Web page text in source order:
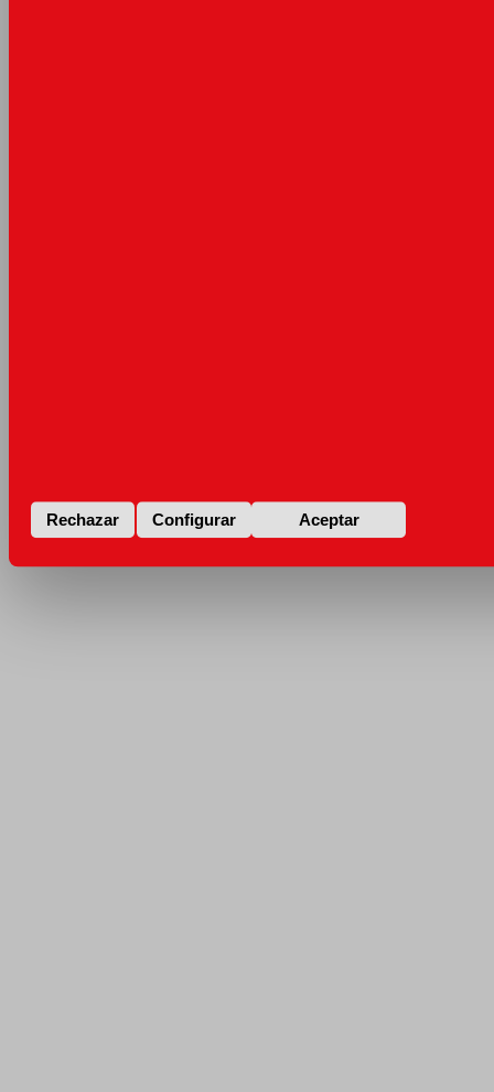
Rechazar Configurar Aceptar